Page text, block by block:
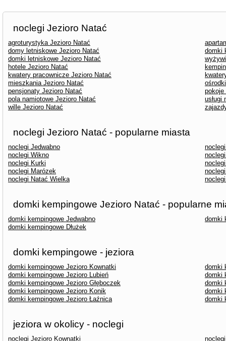
noclegi Jezioro Natać
agroturystyka Jezioro Natać
domy letniskowe Jezioro Natać
domki
domki letniskowe Jezioro Natać
hotele Jezioro Natać
kwatery pracownicze Jezioro Natać
mieszkania Jezioro Natać
pensjonaty Jezioro Natać
pokoje
pola namiotowe Jezioro Natać
usługi
wille Jezioro Natać
noclegi Jezioro Natać - popularne miasta
noclegi Jedwabno
noclegi Wikno
noclegi Kurki
noclegi Marózek
noclegi Natać Wielka
domki kempingowe Jezioro Natać - popularne
domki kempingowe Jedwabno
domki
domki kempingowe Dłużek
domki kempingowe - jeziora
domki kempingowe Jezioro Kownatki
domki
domki kempingowe Jezioro Lubień
domki
domki kempingowe Jezioro Głęboczek
domki
domki kempingowe Jezioro Konik
domki
domki kempingowe Jezioro Łaźnica
domki
jeziora w okolicy - noclegi
noclegi Jezioro Kownatki